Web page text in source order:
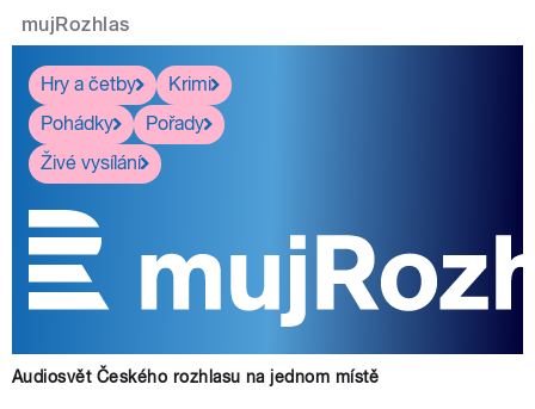
mujRozhlas
Hry a četby
Krimi
Pohádky
Pořady
Živé vysílání
Audiosvět Českého rozhlasu na jednom místě